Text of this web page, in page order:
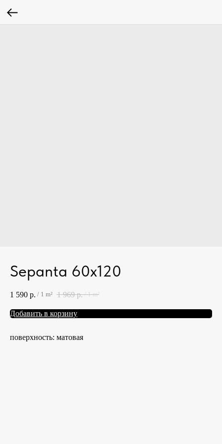
Sepanta 60x120
1 590 р. / 1 m² 1 969 р. / 1 m²
Добавить в корзину
поверхность: матовая